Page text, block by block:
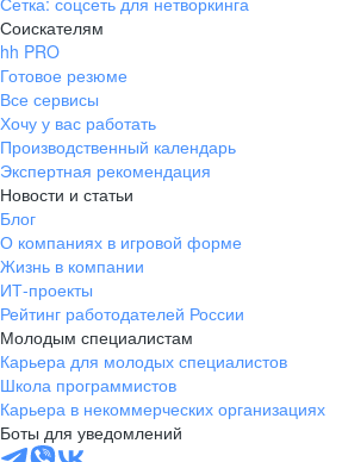
Соискателям
hh PRO
Готовое резюме
Все сервисы
Хочу у вас работать
Производственный календарь
Экспертная рекомендация
Новости и статьи
Блог
О компаниях в игровой форме
Жизнь в компании
ИТ-проекты
Рейтинг работодателей России
Молодым специалистам
Карьера для молодых специалистов
Школа программистов
Карьера в некоммерческих организациях
Боты для уведомлений